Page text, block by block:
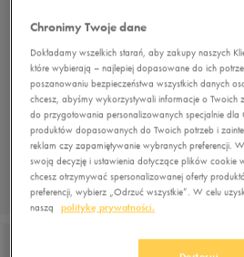
Chronimy Twoje dane
Dokładamy wszelkich starań, aby zakupy naszych
które wybierają – najlepiej dopasowane do ich
poszanowaniu bezpieczeństwa wszystkich danych
chcesz, abyśmy wykorzystywali informacje o Twoich
do przygotowania personalizowanych specjalnie dla
produktów dopasowanych do Twoich potrzeb i
reklam czy zapamiętywanie wybranych preferencji.
swoją decyzję i ustawienia dotyczące plików cookie
chcesz otrzymywać spersonalizowanej oferty
preferencji, wybierz „Odrzuć wszystkie”. W celu
naszą
politykę prywatności.